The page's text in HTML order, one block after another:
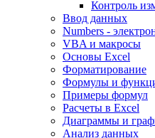
Контроль
Ввод данных
Numbers -
VBA и макросы
Основы Excel
Форматирование
Формулы и
Примеры формул
Расчеты в Excel
Диаграммы и
Анализ данных